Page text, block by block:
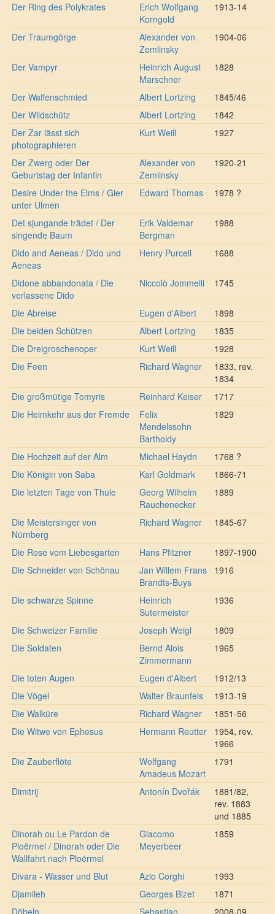
Der Ring des Polykrates
Erich Wolfgang
Korngold
1913-14
Der Traumgörge
Alexander von
Zemlinsky
1904-06
Der Vampyr
Heinrich August
Marschner
1828
Der Waffenschmied Albert Lortzing
1845/46
Der Wildschütz
Albert Lortzing
1842
Der Zar lässt sich
photographieren
Kurt Weill 1927
Der Zwerg oder Der
Geburtstag der Infantin
Alexander von
Zemlinsky
1920-21
Desire Under the Elms / Gier
unter Ulmen
Edward Thomas 1978 ?
Det sjungande trädet / Der
singende Baum
Erik Valdemar
Bergman
1988
Dido and Aeneas / Dido und
Aeneas
Henry Purcell 1688
Didone abbandonata / Die
verlassene Dido
Niccolò Jommelli 1745
Die Abreise Eugen d'Albert
1898
Die beiden Schützen
Albert Lortzing
1835
Die Dreigroschenoper
Kurt Weill
1928
Die Feen
Richard Wagner
1833, rev.
1834
Die großmütige Tomyris
Reinhard Keiser
1717
Die Heimkehr aus der Fremde
Felix
Mendelssohn
Bartholdy
1829
Die Hochzeit auf der Alm Michael Haydn
1768 ?
Die Königin von Saba
Karl Goldmark
1866-71
Die letzten Tage von Thule
Georg Wilhelm
Rauchenecker
1889
Die Meistersinger von
Nürnberg
Richard Wagner 1845-67
Die Rose vom Liebesgarten Hans Pfitzner
1897-1900
Die Schneider von Schönau
Jan Willem Frans
Brandts-Buys
1916
Die schwarze Spinne
Heinrich
Sutermeister
1936
Die Schweizer Familie Joseph Weigl
1809
Die Soldaten
Bernd Alois
Zimmermann
1965
Die toten Augen Eugen d'Albert
1912/13
Die Vögel
Walter Braunfels
1913-19
Die Walküre
Richard Wagner
1851-56
Die Witwe von Ephesus
Hermann Reutter
1954, rev.
1966
Die Zauberflöte
Wolfgang
Amadeus Mozart
1791
Dimitrij Antonín Dvořák
1881/82,
rev. 1883
und 1885
Dinorah ou Le Pardon de
Ploërmel / Dinorah oder Die
Wallfahrt nach Ploërmel
Giacomo
Meyerbeer
1859
Divara - Wasser und Blut Azio Corghi
1993
Djamileh
Georges Bizet
1871
Döbeln
Sebastian 2008-09